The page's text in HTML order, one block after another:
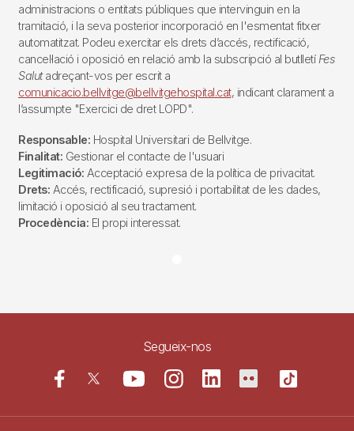
administracions o entitats públiques que intervinguin en la
tramitació, i la seva posterior incorporació en l'esmentat fitxer
automatitzat. Podeu exercitar els drets d’accés, rectificació,
cancel·lació i oposició en relació amb la subscripció al butlletí Fes
Salutadreçant-vos per escrit a
comunicacio.bellvitge@bellvitgehospital.cat, indicant clarament a
l’assumpte "Exercici de dret LOPD".
Responsable: Hospital Universitari de Bellvitge.
Finalitat: Gestionar el contacte de l'usuari
Legitimació: Acceptació expresa de la política de privacitat.
Drets: Accés, rectificació, supresió i portabilitat de les dades,
limitació i oposició al seu tractament.
Procedència: El propi interessat.
Segueix-nos